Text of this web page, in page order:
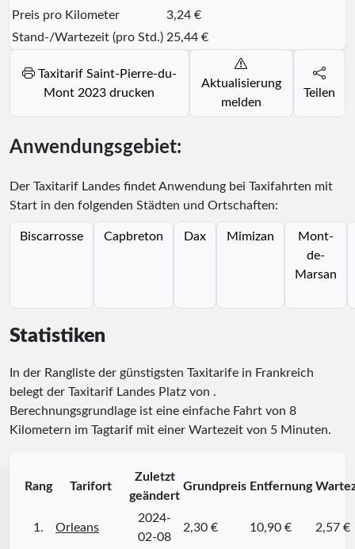
Preis pro Kilometer
3,24 €
Stand-/Wartezeit (pro Std.) 25,44 €
Taxitarif Saint-Pierre-du-
Mont 2023 drucken
Aktualisierung
melden
Teilen
Anwendungsgebiet:
Der Taxitarif Landes findet Anwendung bei Taxifahrten mit
Start in den folgenden Städten und Ortschaften:
Biscarrosse Capbreton Dax Mimizan
Mont-
de-
Marsan
Statistiken
In der Rangliste der günstigsten Taxitarife in Frankreich
belegt der Taxitarif Landes Platz von .
Berechnungsgrundlage ist eine einfache Fahrt von 8
Kilometern im Tagtarif mit einer Wartezeit von 5 Minuten.
Rang Tarifort
Zuletzt
geändert
Grundpreis Entfernung
1. Orleans
2024-
02-08
2,30 € 10,90 € 2,57 €